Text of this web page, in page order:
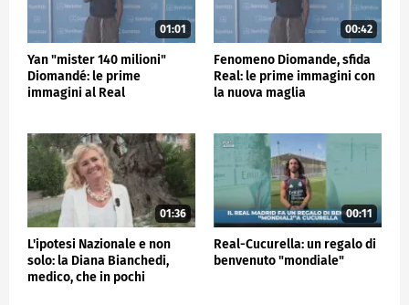
01:01
Yan "mister 140 milioni"
Diomandé: le prime
immagini al Real
00:42
Fenomeno Diomande, sfida
Real: le prime immagini con
la nuova maglia
01:36
L'ipotesi Nazionale e non
solo: la Diana Bianchedi,
medico, che in pochi
00:11
Real-Cucurella: un regalo di
benvenuto "mondiale"